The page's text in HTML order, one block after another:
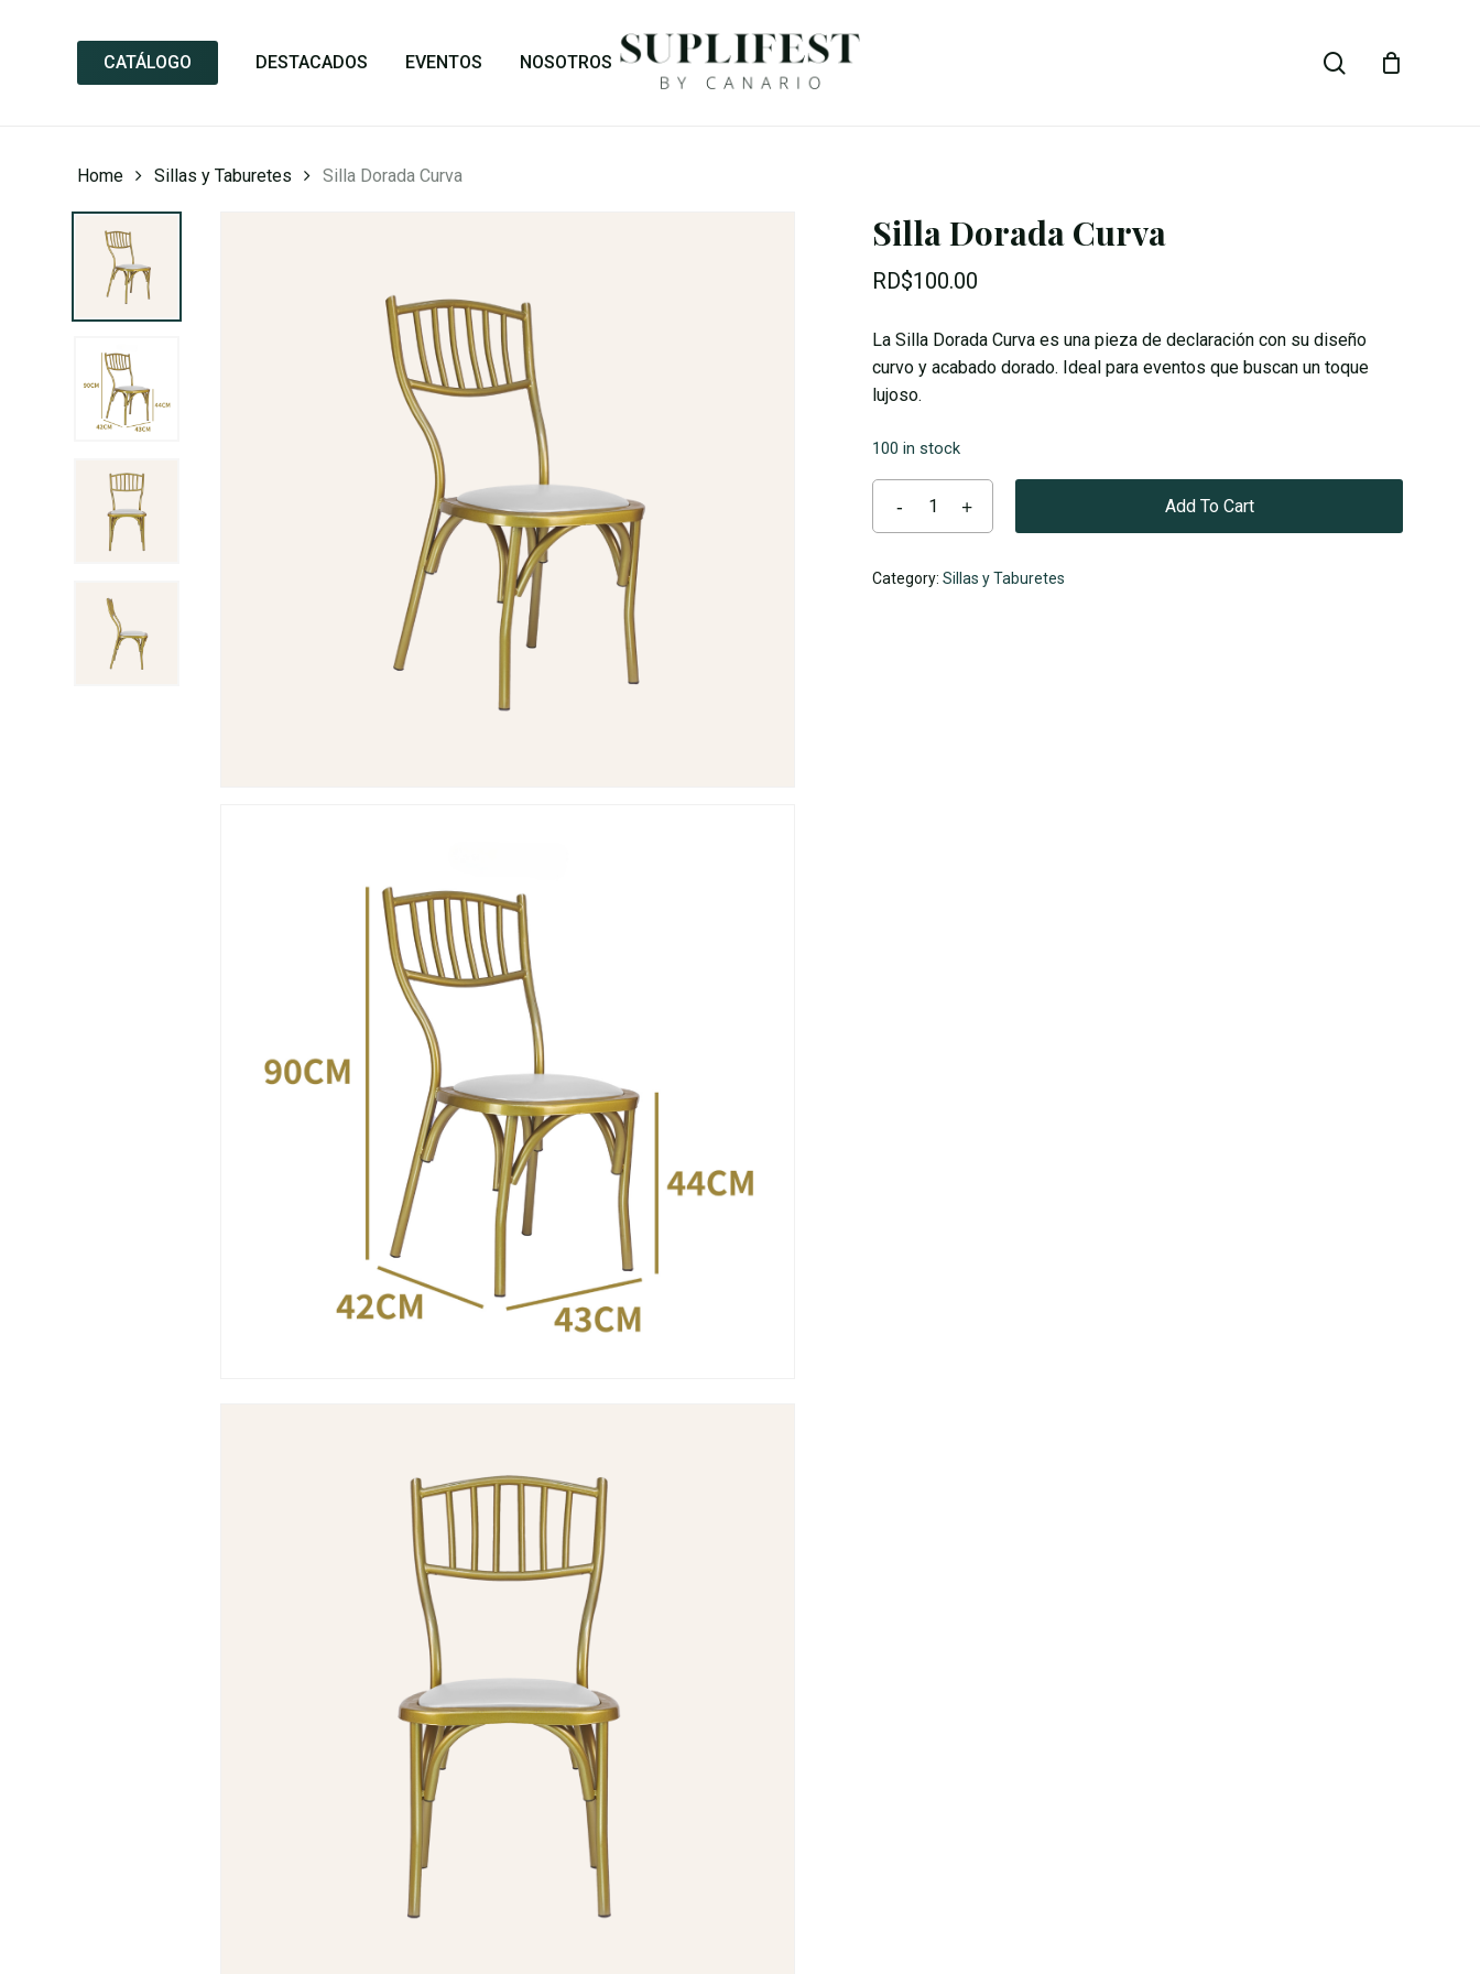
CATÁLOGO DESTACADOS EVENTOS NOSOTROS search
Home Sillas y Taburetes Silla Dorada Curva
Silla Dorada Curva
RD$100.00
La Silla Dorada Curva es una pieza de declaración con su diseño
curvo y acabado dorado. Ideal para eventos que buscan un toque
lujoso.
100 in stock
Add To Cart
Category:Sillas y Taburetes